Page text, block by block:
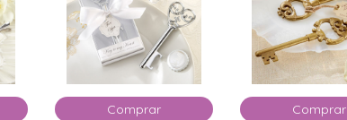
Comprar Comprar